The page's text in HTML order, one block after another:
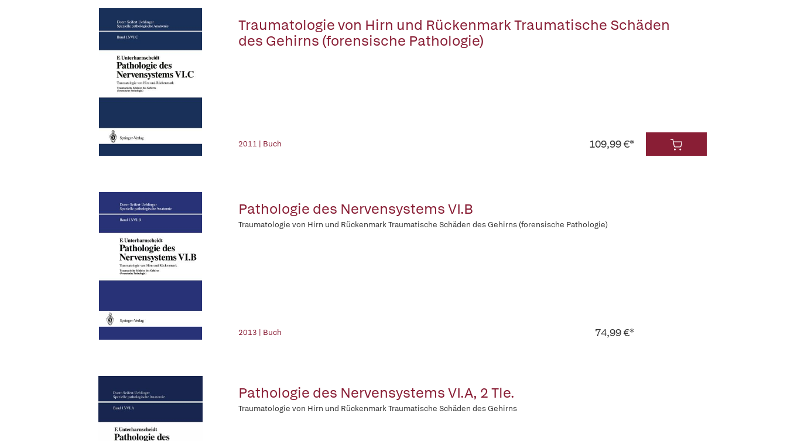
Traumatologie von Hirn und Rückenmark Traumatische Schäden
des Gehirns (forensische Pathologie)
2011 | Buch 109,99 €*
Pathologie des Nervensystems VI.B
Traumatologie von Hirn und Rückenmark Traumatische Schäden des Gehirns (forensische Pathologie)
2013 | Buch 74,99 €*
Pathologie des Nervensystems VI.A, 2 Tle.
Traumatologie von Hirn und Rückenmark Traumatische Schäden des Gehirns